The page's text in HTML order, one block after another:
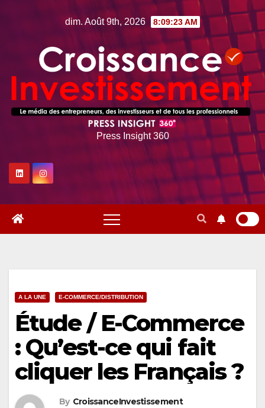
dim. Août 9th, 2026 8:09:24 AM
Press Insight 360
A LA UNE E-COMMERCE/DISTRIBUTION
Étude / E-Commerce
: Qu’est-ce qui fait
cliquer les Français ?
By CroissanceInvestissement